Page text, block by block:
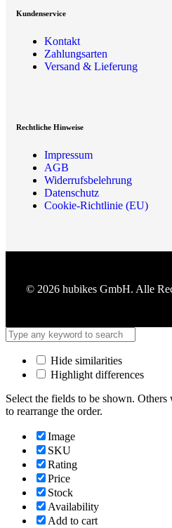
Kundenservice
Kontakt
Zahlungsarten
Versand & Lieferung
Rechtliche Hinweise
Impressum
AGB
Widerrufsbelehrung
Datenschutz
Cookie-Richtlinie (EU)
© 2026 hubikes GmbH. Alle
Hide similarities
Highlight differences
Select the fields to be shown.
to rearrange the order.
Image
SKU
Rating
Price
Stock
Availability
Add to cart